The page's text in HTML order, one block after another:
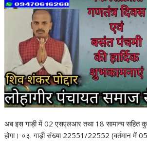
अब इस गाड़ी में 02 एसएलआर तथा 18 सामान्य सहित
होगा। ०३. गाड़़ी संख्या 22551/22552 (वर्तमान में